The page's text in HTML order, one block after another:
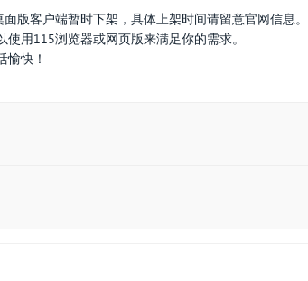
版客户端暂时下架，具体上架时间请留意官网信息。
用115浏览器或网页版来满足你的需求。
快！